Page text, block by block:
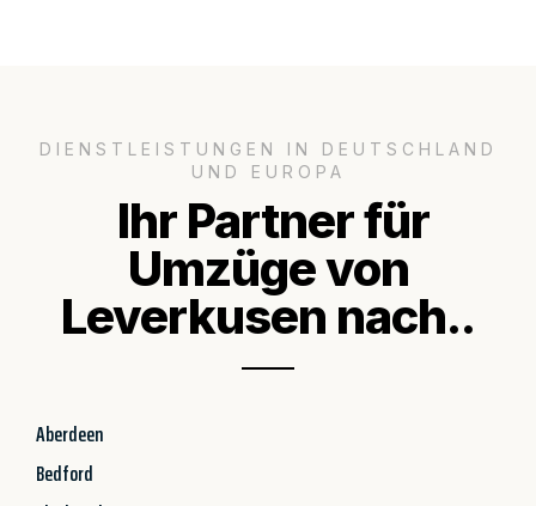
DIENSTLEISTUNGEN IN DEUTSCHLAND
UND EUROPA
Ihr Partner für
Umzüge von
Leverkusen nach..
Aberdeen
Bedford